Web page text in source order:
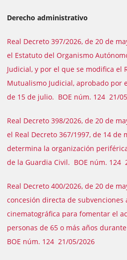
Derecho administrativo
Real Decreto 397/2026, de 20 de
el Estatuto del Organismo
Judicial, y por el que se modifica el
Mutualismo Judicial, aprobado por
de 15 de julio. BOE núm. 124 21/
Real Decreto 398/2026, de 20 de
el Real Decreto 367/1997, de 14 de
determina la organización
de la Guardia Civil. BOE núm. 124
Real Decreto 400/2026, de 20 de
concesión directa de subvenciones
cinematográfica para fomentar el
personas de 65 o más años
BOE núm. 124 21/05/2026